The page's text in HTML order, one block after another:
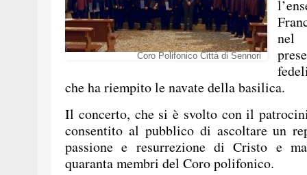
Coro Polifonico Città di Sennori
nel
che ha riempito le navate della basilica.
Il concerto, che si è svolto con il
consentito al pubblico di ascoltare un
passione e resurrezione di Cristo e
quaranta membri del Coro polifonico.